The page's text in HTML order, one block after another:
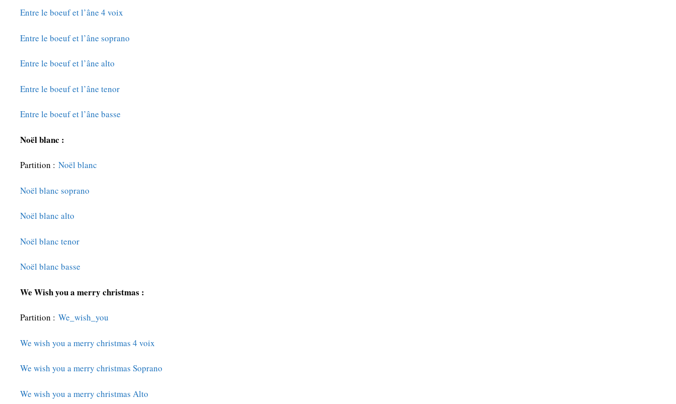
Entre le boeuf et l’âne 4 voix
Entre le boeuf et l’âne soprano
Entre le boeuf et l’âne alto
Entre le boeuf et l’âne tenor
Entre le boeuf et l’âne basse
Noël blanc :
Partition : Noël blanc
Noël blanc soprano
Noël blanc alto
Noël blanc tenor
Noël blanc basse
We Wish you a merry christmas :
Partition : We_wish_you
We wish you a merry christmas 4 voix
We wish you a merry christmas Soprano
We wish you a merry christmas Alto